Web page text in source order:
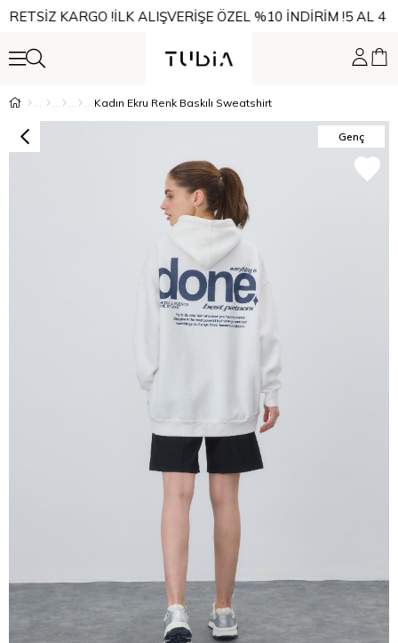
KARGO ! İLK ALIŞVERİŞE ÖZEL %10 İNDİRİM ! 5 AL 4
Kadın Ekru Renk Baskılı Sweatshirt
Genç